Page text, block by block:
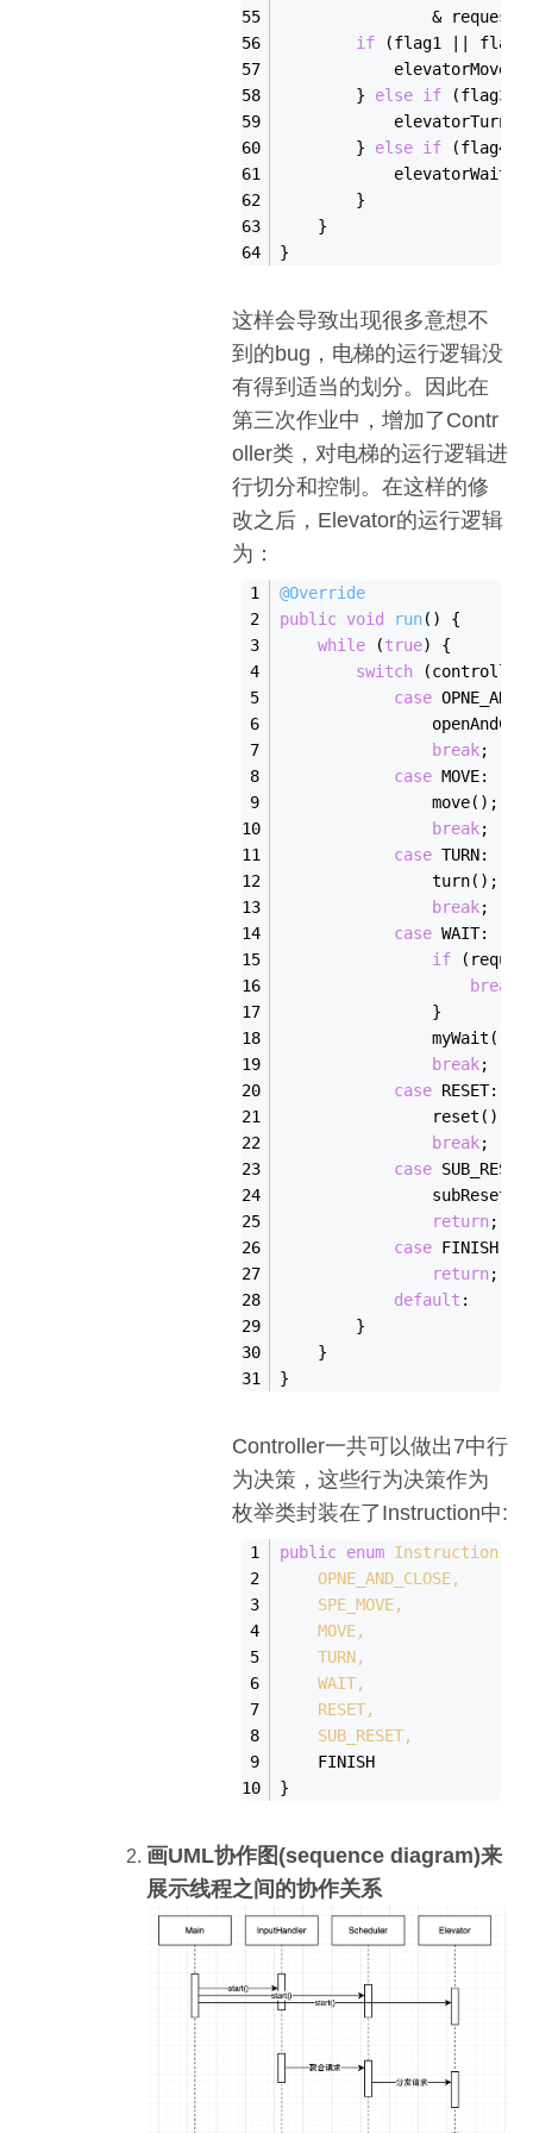
&
if (flag1
            elevator
Move()
        }
else if (flag3)
            elevator
Turn()
        }
else if (flag4)
            elevator
Wait()
        }
    }
}
这样会导致出现很多意想不
到的bug，电梯的运行逻辑没
有得到适当的划分。因此在
第三次作业中，增加了Contr
oller类，对电梯的运行逻辑进
行切分和控制。在这样的修
改之后，Elevator的运行逻辑
为：
@Override
public void run()
{
while (true) {
switch
case
break;
case MOVE:
                move();
break;
case TURN:
                turn();
break;
case WAIT:
if
break
                }
                myWait();
break;
case RESET:
                reset();
break;
case
return;
case FINISH:
return;
default :
        }
    }
}
Controller一共可以做出7中行
为决策，这些行为决策作为
枚举类封装在了Instruction中:
public enum Instruction
    OPNE_AND_CLOSE,
    SPE_MOVE,
    MOVE,
    TURN,
    WAIT,
    RESET,
    SUB_RESET,
    FINISH
}
画UML协作图(sequence diagram)来
展示线程之间的协作关系